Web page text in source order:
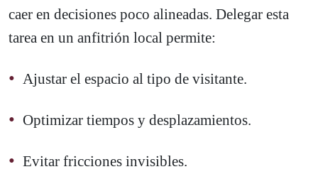
caer en decisiones poco alineadas. Delegar esta
tarea en un anfitrión local permite:
Ajustar el espacio al tipo de visitante.
Optimizar tiempos y desplazamientos.
Evitar fricciones invisibles.